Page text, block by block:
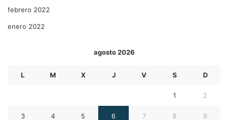
febrero 2022
enero 2022
agosto 2026
L M X J V S D
1 2
3 4 5 6 7 8 9